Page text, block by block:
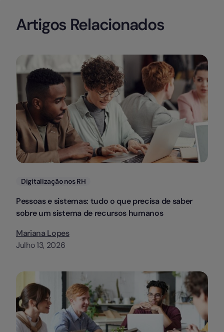
Artigos Relacionados
Categorias
Digitalização nos RH
Pessoas e sistemas: tudo o que precisa de saber
sobre um sistema de recursos humanos
Mariana Lopes
Julho 13, 2026